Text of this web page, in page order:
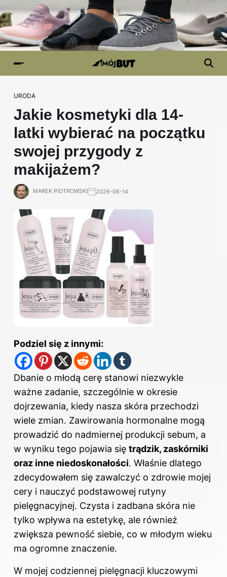
URODA
Jakie kosmetyki dla 14-
latki wybierać na początku
swojej przygody z
makijażem?
MAREK PIOTROWSKI 2026-06-14
Podziel się z innymi:
Dbanie o młodą cerę stanowi niezwykle
ważne zadanie, szczególnie w okresie
dojrzewania, kiedy nasza skóra przechodzi
wiele zmian. Zawirowania hormonalne mogą
prowadzić do nadmiernej produkcji sebum, a
w wyniku tego pojawia się trądzik, zaskórniki
oraz inne niedoskonałości. Właśnie dlatego
zdecydowałem się zawalczyć o zdrowie mojej
cery i nauczyć podstawowej rutyny
pielęgnacyjnej. Czysta i zadbana skóra nie
tylko wpływa na estetykę, ale również
zwiększa pewność siebie, co w młodym wieku
ma ogromne znaczenie.
W mojej codziennej pielęgnacji kluczowymi